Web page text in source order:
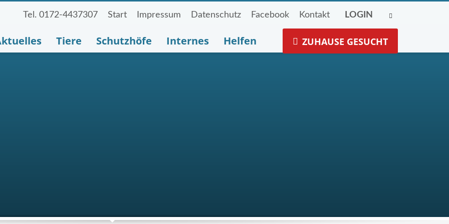
Tel. 0172-4437307 Start Impressum Datenschutz Facebook Kontakt LOGIN
Tiere Schutzhöfe Internes Helfen ZUHAUSE GESUCHT